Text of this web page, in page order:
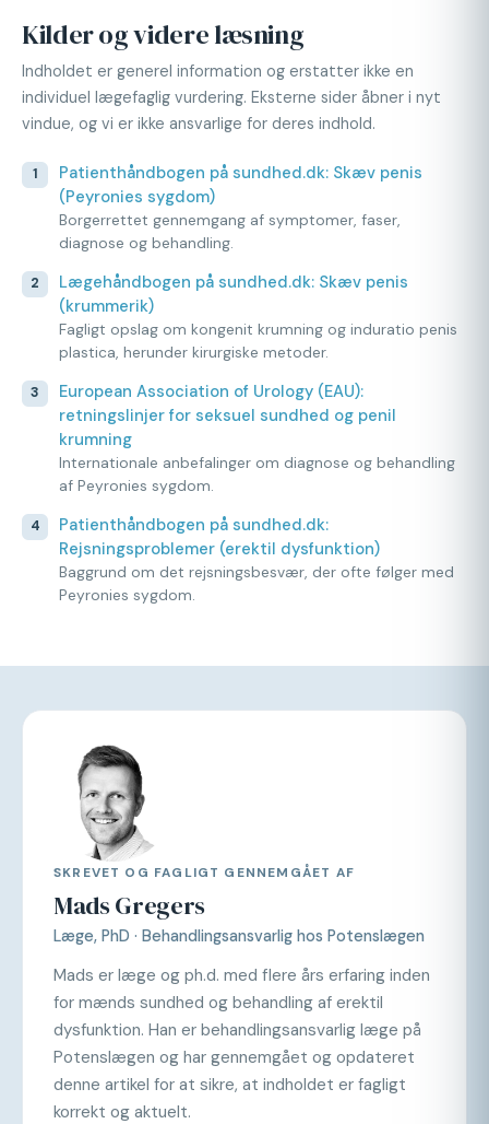
Kilder og videre læsning
Indholdet er generel information og erstatter ikke en
individuel lægefaglig vurdering. Eksterne sider åbner i nyt
vindue, og vi er ikke ansvarlige for deres indhold.
Patienthåndbogen på sundhed.dk: Skæv penis
(Peyronies sygdom)
Borgerrettet gennemgang af symptomer, faser,
diagnose og behandling.
Lægehåndbogen på sundhed.dk: Skæv penis
(krummerik)
Fagligt opslag om kongenit krumning og induratio penis
plastica, herunder kirurgiske metoder.
European Association of Urology (EAU):
retningslinjer for seksuel sundhed og penil
krumning
Internationale anbefalinger om diagnose og behandling
af Peyronies sygdom.
Patienthåndbogen på sundhed.dk:
Rejsningsproblemer (erektil dysfunktion)
Baggrund om det rejsningsbesvær, der ofte følger med
Peyronies sygdom.
SKREVET OG FAGLIGT GENNEMGÅET AF
Mads Gregers
Læge, PhD · Behandlingsansvarlig hos Potenslægen
Mads er læge og ph.d. med flere års erfaring inden
for mænds sundhed og behandling af erektil
dysfunktion. Han er behandlingsansvarlig læge på
Potenslægen og har gennemgået og opdateret
denne artikel for at sikre, at indholdet er fagligt
korrekt og aktuelt.